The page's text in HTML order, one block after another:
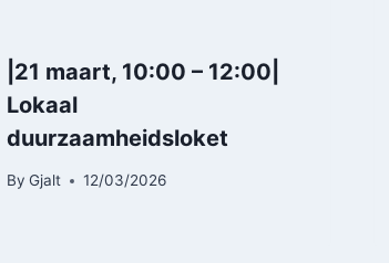
|21 maart, 10:00 – 12:00|
Lokaal
duurzaamheidsloket
By Gjalt 12/03/2026